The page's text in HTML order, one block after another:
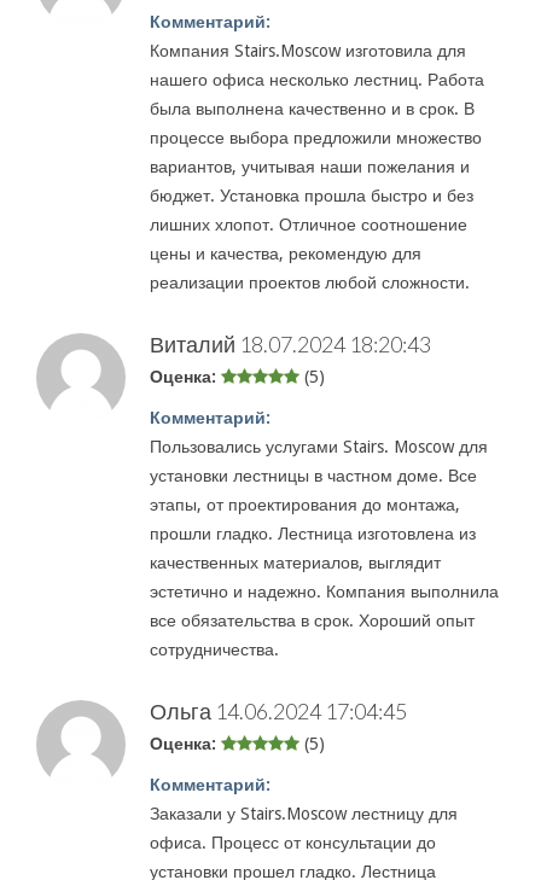
Комментарий:
Компания Stairs.Moscow изготовила для
нашего офиса несколько лестниц. Работа
была выполнена качественно и в срок. В
процессе выбора предложили множество
вариантов, учитывая наши пожелания и
бюджет. Установка прошла быстро и без
лишних хлопот. Отличное соотношение
цены и качества, рекомендую для
реализации проектов любой сложности.
Виталий 18.07.2024 18:20:43
Оценка: (5)
Комментарий:
Пользовались услугами Stairs. Moscow для
установки лестницы в частном доме. Все
этапы, от проектирования до монтажа,
прошли гладко. Лестница изготовлена из
качественных материалов, выглядит
эстетично и надежно. Компания выполнила
все обязательства в срок. Хороший опыт
сотрудничества.
Ольга 14.06.2024 17:04:45
Оценка: (5)
Комментарий:
Заказали у Stairs.Moscow лестницу для
офиса. Процесс от консультации до
установки прошел гладко. Лестница